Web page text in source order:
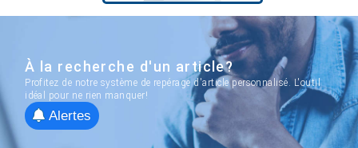
À la recherche d'un article?
Profitez de notre système de repérage d'article personnalisé. L'outil
idéal pour ne rien manquer!
Alertes